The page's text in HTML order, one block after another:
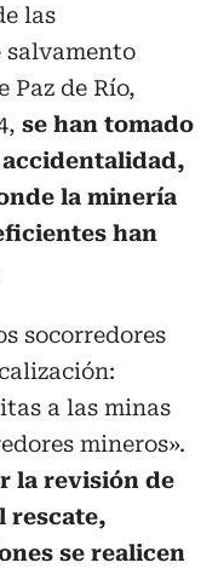
las
salvamento
Paz de Río,
se han tomado
la minería
han
socorredores
a las minas
mineros».
la revisión de
rescate,
se realicen